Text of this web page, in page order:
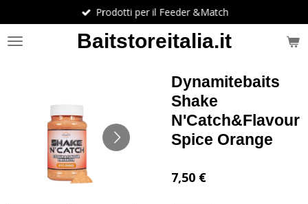
al
contenuto
Baitstoreitalia.it
Prodotti per il Feeder &Match
Dynamitebaits
Shake
N'Catch&Flavour
Spice Orange
7,50 €